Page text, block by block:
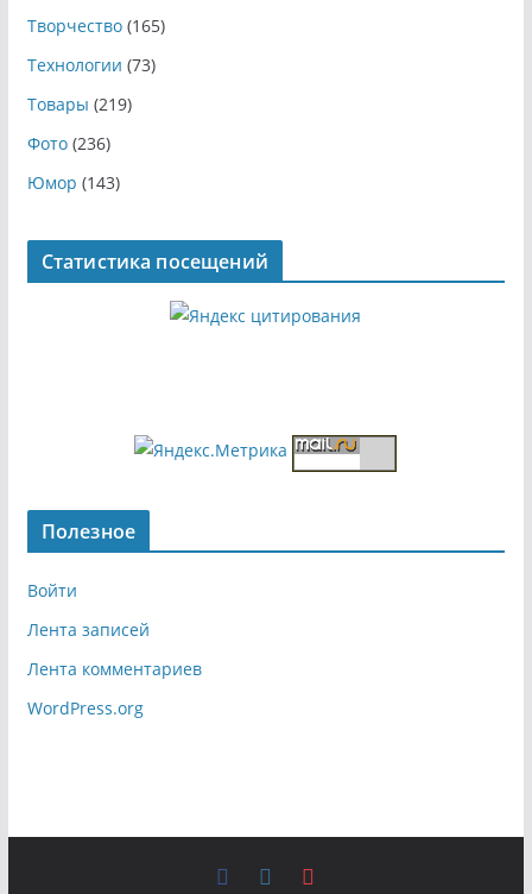
Творчество(165)
Технологии (73)
Товары (219)
Фото(236)
Юмор (143)
Статистика посещений
Полезное
Войти
Лента записей
Лента комментариев
WordPress.org